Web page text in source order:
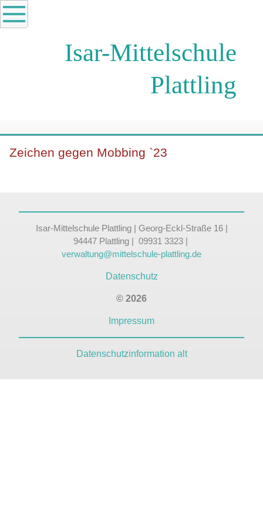
Isar-Mittelschule
Plattling
Zeichen gegen Mobbing `23
Isar-Mittelschule Plattling | Georg-Eckl-Straße 16 |
94447 Plattling | 09931 3323 |
verwaltung@mittelschule-plattling.de
Datenschutz
© 2026
Impressum
Datenschutzinformation alt